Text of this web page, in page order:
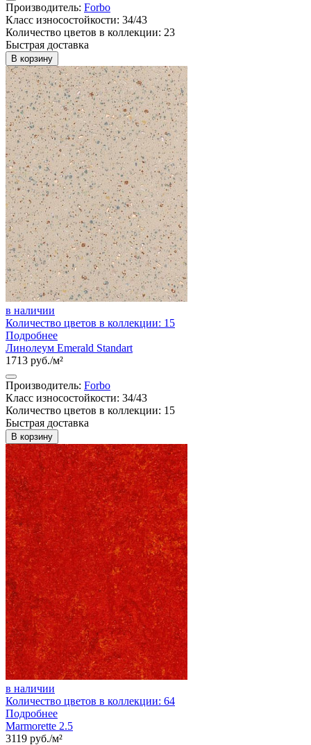
Производитель: Forbo
Класс износостойкости: 34/43
Количество цветов в коллекции: 23
Быстрая доставка
В корзину
в наличии
Количество цветов в коллекции: 15
Подробнее
Линолеум Emerald Standart
1713 руб./м²
Производитель: Forbo
Класс износостойкости: 34/43
Количество цветов в коллекции: 15
Быстрая доставка
В корзину
в наличии
Количество цветов в коллекции: 64
Подробнее
Marmorette 2.5
3119 руб./м²